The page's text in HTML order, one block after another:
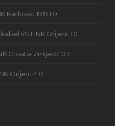
Karlovac 1919 1:0
VS HNK Orijent 1:0
Croatia Zmijavci 0:1
Orijent 4:0